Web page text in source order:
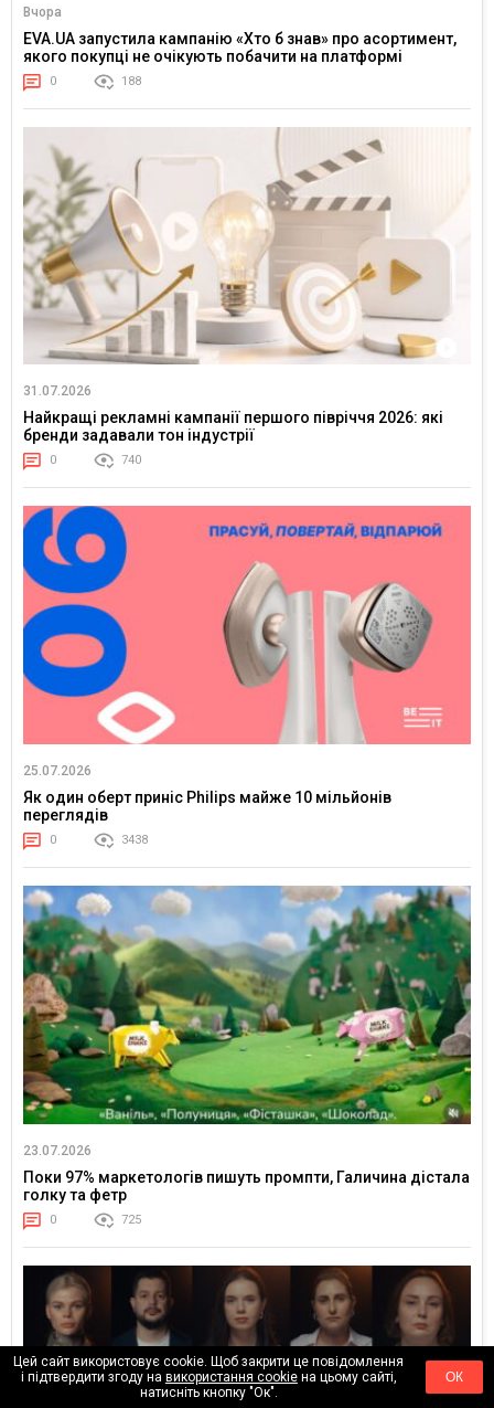
Вчора
EVA.UA запустила кампанію «Хто б знав» про асортимент,
якого покупці не очікують побачити на платформі
0 188
31.07.2026
Найкращі рекламні кампанії першого півріччя 2026: які
бренди задавали тон індустрії
0 740
25.07.2026
Як один оберт приніс Philips майже 10 мільйонів
переглядів
0 3438
23.07.2026
Поки 97% маркетологів пишуть промпти, Галичина дістала
голку та фетр
0 725
Цей сайт використовує cookie. Щоб закрити це повідомлення
і підтвердити згоду на використання cookieна цьому сайті,
натисніть кнопку "Ок".
ОК